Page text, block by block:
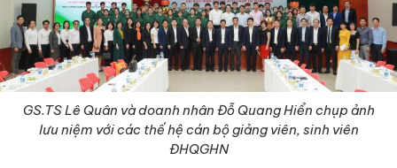
GS.TS Lê Quân và doanh nhân Đỗ Quang Hiển chụp ảnh
lưu niệm với các thế hệ cán bộ giảng viên, sinh viên
ĐHQGHN